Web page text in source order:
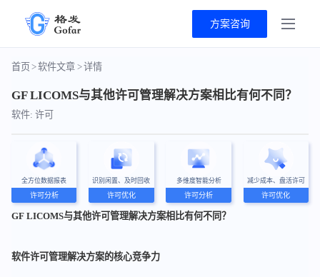
方案咨询
首页>软件文章 >详情
GF LICOMS与其他许可管理解决方案相比有何不同？
软件: 许可
全方位数据报表
许可分析
识别闲置、及时回收
许可优化
多维度智能分析
许可分析
减少成本、盘活许可
许可优化
GF LICOMS与其他许可管理解决方案相比有何不同？
软件许可管理解决方案的核心竞争力